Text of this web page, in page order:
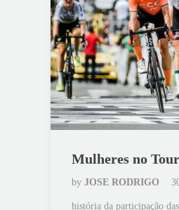
Mulheres no
by JOSE RODRIGO
história da participação